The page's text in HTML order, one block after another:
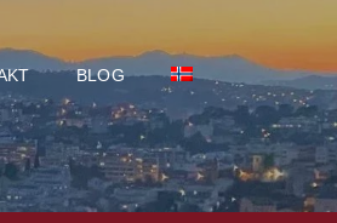
BLOG